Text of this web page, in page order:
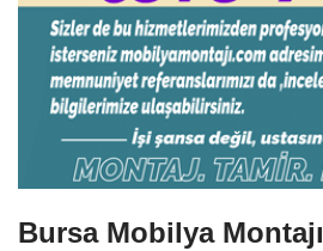
Bursa Mobilya Montajı